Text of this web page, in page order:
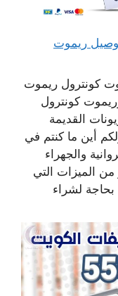
ريموت للمنزل 66041166 توصيل ريموت
كونترول ريموت
كونترول
القديمة
أين ما كنتم في
والجهراء
من الميزات التي
لشراء